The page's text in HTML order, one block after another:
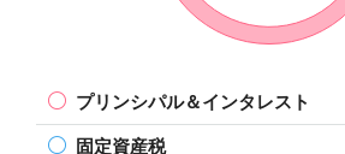
プリンシパル＆インタレスト
固定資産税